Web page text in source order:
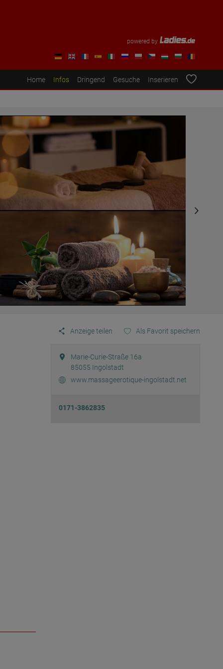
powered by
Home Infos Dringend Gesuche Inserieren
Anzeige teilen Als Favorit speichern
Marie-Curie-Straße 16a
85055 Ingolstadt
www.massageerotique-ingolstadt.net
0171-3862835